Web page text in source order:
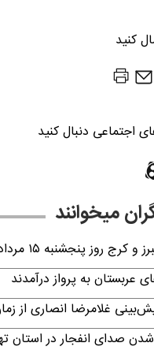
کنید
اجتماعی دنبال کنید
میخوانند
۱۴۰۵ | برنامه خاموشی برق کرج اعلام شد
عربستان به پرواز درآمدند
غلامرضا انصاری از
در استان تهران امروز چهارشنبه ۱۴